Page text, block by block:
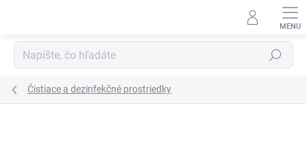
Hľadať
Čistiace a dezinfekčné prostriedky